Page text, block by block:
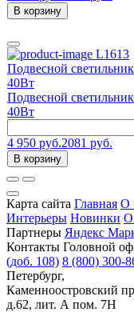
В корзину
L1613
Подвесной
40Вт
Подвесной
40Вт
4 950 руб.2081 руб.
В корзину
Карта сайта Главная О
Интерьеры Новинки О
Партнеры Яндекс
Контакты Головной
(доб. 108) 8 (800) 300-
Петербург,
Каменноостровский
д.62, лит. А пом. 7Н